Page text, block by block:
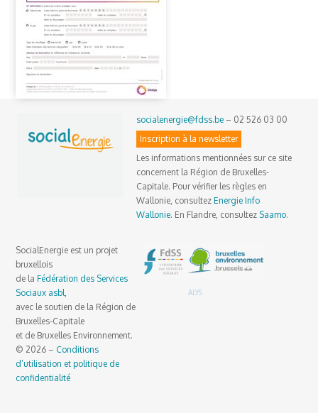
socialenergie@fdss.be – 02 526 03 00
Inscription à la newsletter
Les informations mentionnées sur ce site
concernent la Région de Bruxelles-
Capitale. Pour vérifier les règles en
Wallonie, consultezEnergie Info
Wallonie. En Flandre, consultez Saamo.
SocialEnergie est un projet
bruxellois
de laFédération des Services
Sociaux asbl
avec le soutien de la Région de
Bruxelles-Capitale
et de Bruxelles Environnement.
© 2026 – Conditions
d’utilisation et politique de
confidentialité
ALYS